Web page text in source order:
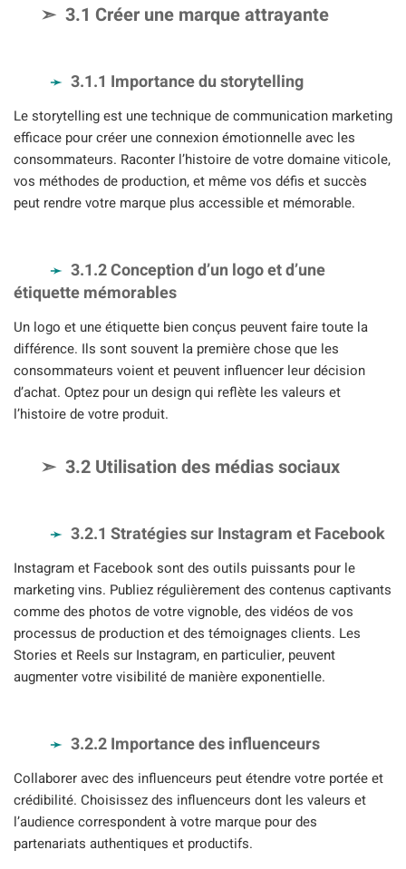
3.1 Créer une marque attrayante
3.1.1 Importance du storytelling
Le storytelling est une technique de communication marketing
efficace pour créer une connexion émotionnelle avec les
consommateurs. Raconter l’histoire de votre domaine viticole,
vos méthodes de production, et même vos défis et succès
peut rendre votre marque plus accessible et mémorable.
3.1.2 Conception d’un logo et d’une
étiquette mémorables
Un logo et une étiquette bien conçus peuvent faire toute la
différence. Ils sont souvent la première chose que les
consommateurs voient et peuvent influencer leur décision
d’achat. Optez pour un design qui reflète les valeurs et
l’histoire de votre produit.
3.2 Utilisation des médias sociaux
3.2.1 Stratégies sur Instagram et Facebook
Instagram et Facebook sont des outils puissants pour le
marketing vins. Publiez régulièrement des contenus captivants
comme des photos de votre vignoble, des vidéos de vos
processus de production et des témoignages clients. Les
Stories et Reels sur Instagram, en particulier, peuvent
augmenter votre visibilité de manière exponentielle.
3.2.2 Importance des influenceurs
Collaborer avec des influenceurs peut étendre votre portée et
crédibilité. Choisissez des influenceurs dont les valeurs et
l’audience correspondent à votre marque pour des
partenariats authentiques et productifs.